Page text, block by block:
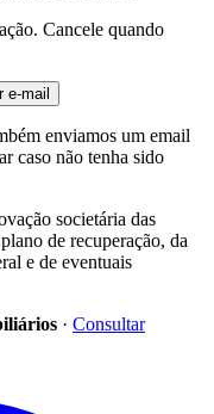
Cancele quando
e-mail
enviamos um email
caso não tenha sido
societária das
de recuperação, da
e de eventuais
· Consultar